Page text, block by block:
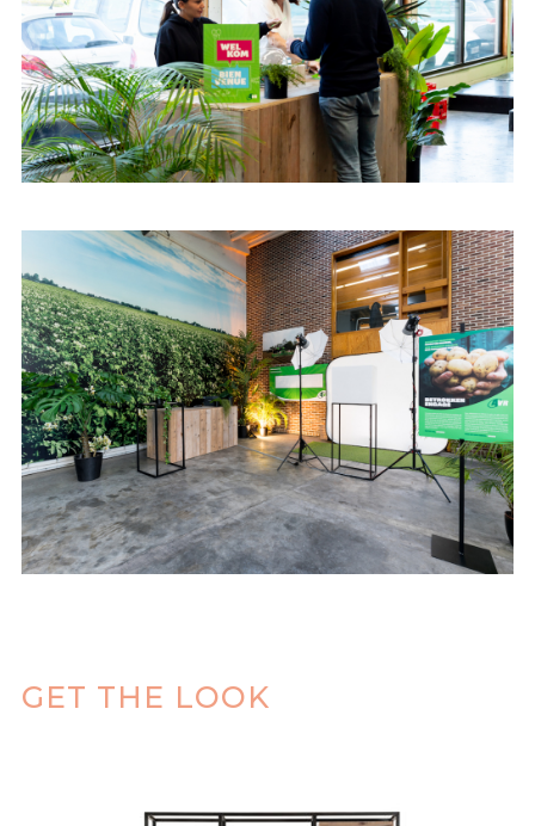
GET THE LOOK